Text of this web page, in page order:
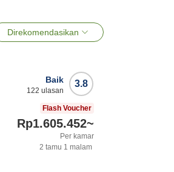
Direkomendasikan
3.8
Baik
122 ulasan
Flash Voucher
Rp1.605.452~
Per kamar
2 tamu 1 malam